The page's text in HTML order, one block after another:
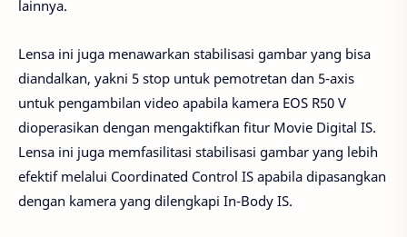
lainnya.
Lensa ini juga menawarkan stabilisasi gambar yang bisa
diandalkan, yakni 5 stop untuk pemotretan dan 5-axis
untuk pengambilan video apabila kamera EOS R50 V
dioperasikan dengan mengaktifkan fitur Movie Digital IS.
Lensa ini juga memfasilitasi stabilisasi gambar yang lebih
efektif melalui Coordinated Control IS apabila dipasangkan
dengan kamera yang dilengkapi In-Body IS.